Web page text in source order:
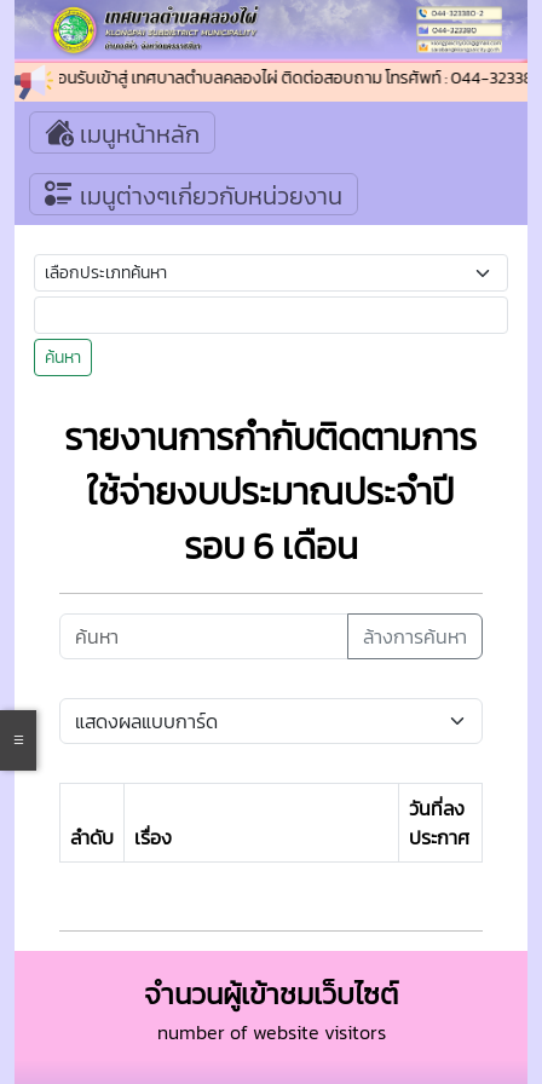
ยินดีต้อนรับเข้าสู่ เทศบาลตำบลคลองไผ่ ติดต่อสอบถาม โทรศัพท์ : 044-
เมนูหน้าหลัก
เมนูต่างๆเกี่ยวกับหน่วยงาน
ค้นหา
รายงานการกำกับติดตามการ
ใช้จ่ายงบประมาณประจำปี
รอบ 6 เดือน
ล้างการค้นหา
ลำดับ เรื่อง
วันที่ลง
ประกาศ
จำนวนผู้เข้าชมเว็บไซต์
number of website visitors